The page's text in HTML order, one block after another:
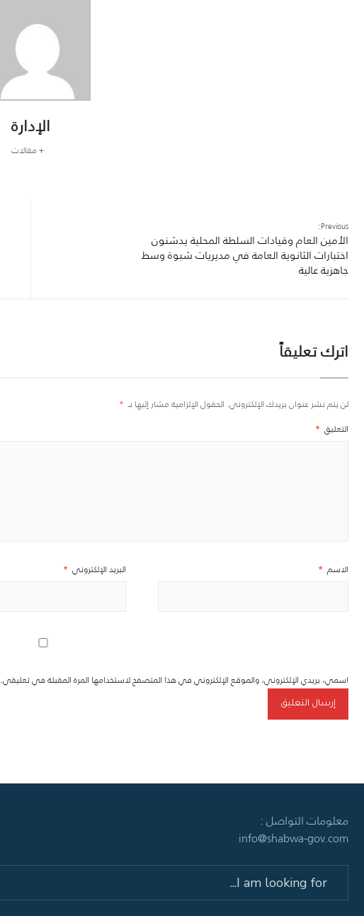
الإدارة
+ مقالات
Previous:
الأمين العام وقيادات السلطة المحلية يدشنون
اختبارات الثانوية العامة في مديريات شبوة وسط
جاهزية عالية
اترك تعليقاً
لن يتم نشر عنوان بريدك الإلكتروني. الحقول الإلزامية مشار إليها بـ *
التعليق *
الاسم * البريد الإلكتروني *
اسمي، بريدي الإلكتروني، والموقع الإلكتروني في هذا المتصفح لاستخدامها المرة المقبلة في تعليقي.
معلومات التواصل :
info@shabwa-gov.com